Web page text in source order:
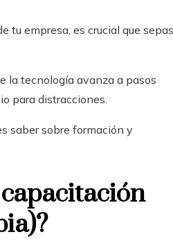
tu empresa, es crucial que sepas
la tecnología avanza a pasos
para distracciones.
saber sobre formación y
?